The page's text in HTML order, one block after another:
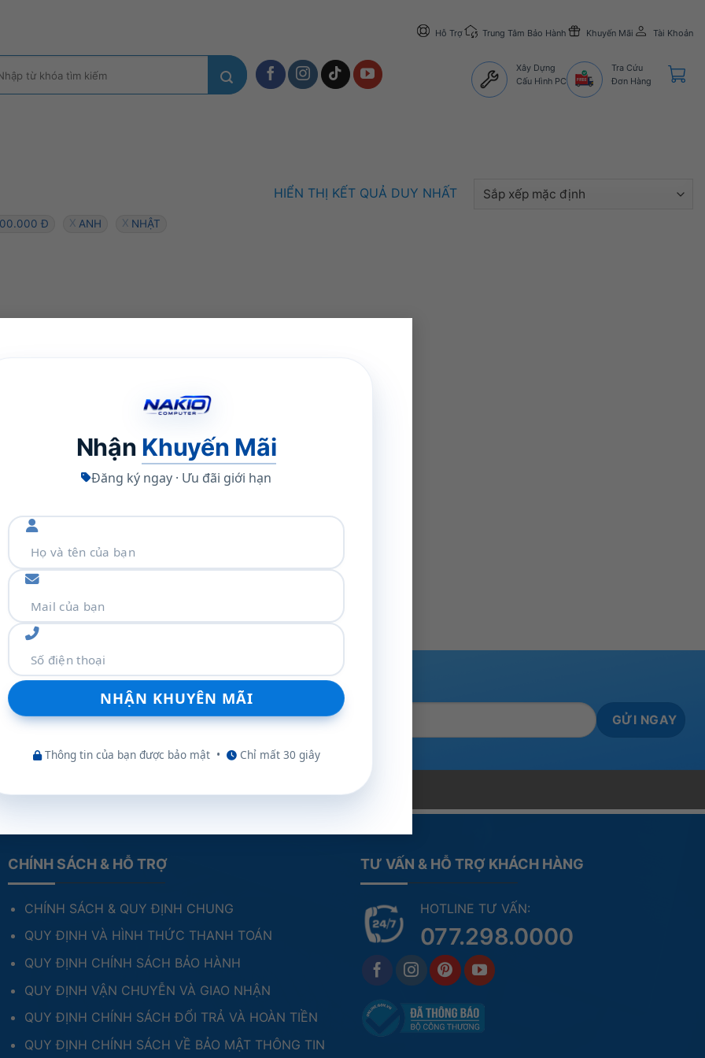
Nhận Khuyến Mãi
Đăng ký ngay · Ưu đãi giới hạn
Thông tin của bạn được bảo mật • Chỉ mất 30 giây
Hỗ Trợ Trung Tâm Bảo Hành Khuyến Mãi Tài Khoản
Xây Dựng
Cấu Hình PC
Tra Cứu
Đơn Hàng
Đ ANH
NHẬT
HIỂN THỊ KẾT QUẢ DUY NHẤT
CHÍNH SÁCH & HỖ TRỢ
CHÍNH SÁCH & QUY ĐỊNH CHUNG
QUY ĐỊNH VÀ HÌNH THỨC THANH TOÁN
QUY ĐỊNH CHÍNH SÁCH BẢO HÀNH
QUY ĐỊNH VẬN CHUYỄN VÀ GIAO NHẬN
QUY ĐỊNH CHÍNH SÁCH ĐỔI TRẢ VÀ HOÀN TIỀN
QUY ĐỊNH CHÍNH SÁCH VỀ BẢO MẬT THÔNG TIN
TƯ VẤN & HỖ TRỢ KHÁCH HÀNG
HOTLINE TƯ VẤN:
077.298.0000